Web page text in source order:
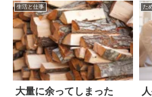
生活と仕事
大量に余ってしまった
た